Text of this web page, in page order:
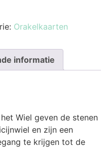
Orakelkaarten
informatie
Wiel geven de stenen
en zijn een
te krijgen tot de